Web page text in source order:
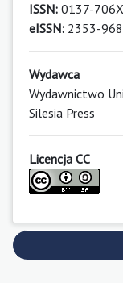
ISSN: 0137-706X
eISSN: 2353-
Wydawca
Wydawnictwo
Silesia Press
Licencja CC